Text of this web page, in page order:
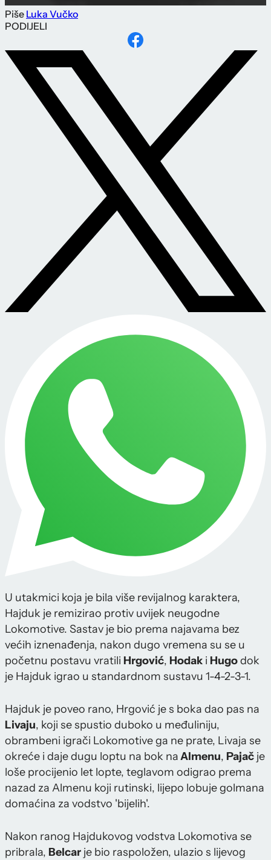
Piše Luka Vučko
PODIJELI
U utakmici koja je bila više revijalnog karaktera,
Hajduk je remizirao protiv uvijek neugodne
Lokomotive. Sastav je bio prema najavama bez
većih iznenađenja, nakon dugo vremena su se u
početnu postavu vratili Hrgović, Hodak i Hugodok
je Hajduk igrao u standardnom sustavu 1-4-2-3-1.
Hajduk je poveo rano, Hrgović je s boka dao pas na
Livaju, koji se spustio duboko u međuliniju,
obrambeni igrači Lokomotive ga ne prate, Livaja se
okreće i daje dugu loptu na bok naAlmenu, Pajač je
loše procijenio let lopte, teglavom odigrao prema
nazad za Almenu koji rutinski, lijepo lobuje golmana
domaćina za vodstvo 'bijelih'.
Nakon ranog Hajdukovog vodstva Lokomotiva se
pribrala, Belcar je bio raspoložen, ulazio s lijevog